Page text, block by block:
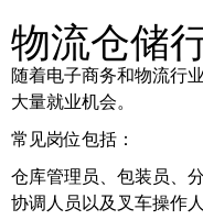
物流仓储
随着电子商务和物流行
大量就业机会。
常见岗位包括：
仓库管理员、包装员、
协调人员以及叉车操作人